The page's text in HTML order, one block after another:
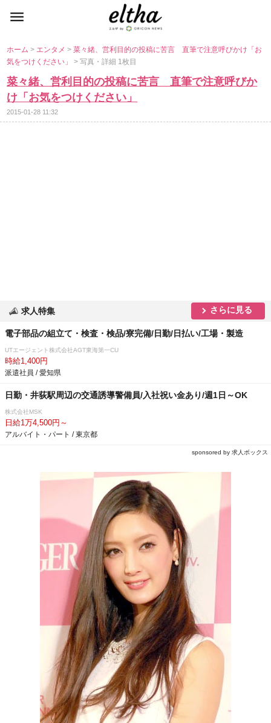
ホーム> エンタメ>菜々緒、営利目的の投稿に苦言 直筆で注意呼びかけ「お
気をつけください」> 写真・詳細 1枚目
菜々緒、営利目的の投稿に苦言 直筆で注意呼びか
け「お気をつけください」
2015-01-28 11:32
求人特集 さらに見る
電子部品の組立て・検査・検品/寮完備/日勤/日払い/工場・製造
UTエージェント株式会社AGT東海第一CU
時給1,400円
派遣社員 / 愛知県
日勤・井荻駅周辺の交通誘導警備員/入社祝い金あり/週1日～OK
株式会社MSK
日給1万4,500円～
アルバイト・パート / 東京都
sponsored by 求人ボックス